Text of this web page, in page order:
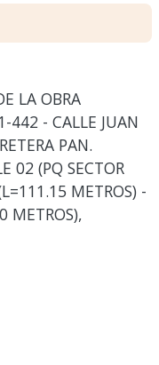
LA OBRA
442 - CALLE JUAN
PAN.
02 (PQ SECTOR
METROS) -
METROS),